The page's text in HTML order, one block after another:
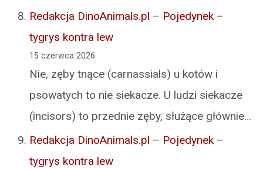
Redakcja DinoAnimals.pl – Pojedynek –
tygrys kontra lew
15 czerwca 2026
Nie, zęby tnące (carnassials) u kotów i
psowatych to nie siekacze. U ludzi siekacze
(incisors) to przednie zęby, służące głównie…
Redakcja DinoAnimals.pl – Pojedynek –
tygrys kontra lew